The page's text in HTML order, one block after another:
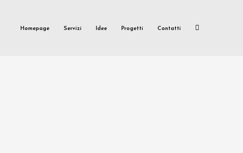
Homepage Servizi Idee Progetti Contatti